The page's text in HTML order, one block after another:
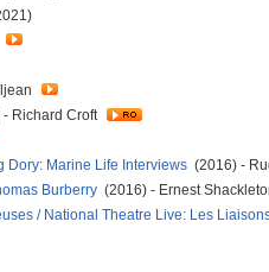
Richard Croft
Dory: Marine Life Interviews (2016) -
Burberry (2016) - Ernest
/ National Theatre Live: Les